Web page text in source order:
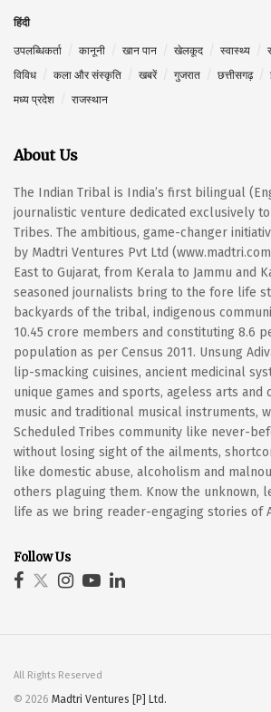
हिंदी
उपलब्धिकर्ता कानूनी खान पान खेलकूद स्वास्थ्य
विविध
कला और संस्कृति खबरें गुजरात छत्तीसगढ़
मध्य प्रदेश
राजस्थान
About Us
The Indian Tribal is India’s first bilingual
journalistic venture dedicated exclusively
Tribes. The ambitious, game-changer
by Madtri Ventures Pvt Ltd
East to Gujarat, from Kerala to Jammu and
seasoned journalists bring to the fore life
backyards of the tribal, indigenous
10.45 crore members and constituting 8.6
population as per Census 2011. Unsung
lip-smacking cuisines, ancient medicinal
unique games and sports, ageless arts and
music and traditional musical instruments,
Scheduled Tribes community like never-
without losing sight of the ailments,
like domestic abuse, alcoholism and
others plaguing them. Know the unknown,
life as we bring reader-engaging stories of
Follow Us
All Rights Reserved
© 2026 Madtri Ventures [P] Ltd.